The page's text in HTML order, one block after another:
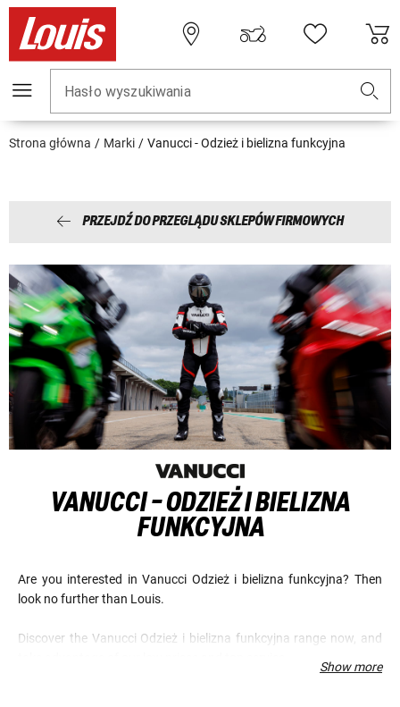
Hasło wyszukiwania
Strona główna Marki Vanucci - Odzież i bielizna funkcyjna
PRZEJDŹ DO PRZEGLĄDU SKLEPÓW FIRMOWYCH
VANUCCI - ODZIEŻ I BIELIZNA
FUNKCYJNA
Are you interested in Vanucci Odzież i bielizna funkcyjna? Then
look no further than Louis.
Discover the Vanucci Odzież i bielizna funkcyjna range now, and
Show more